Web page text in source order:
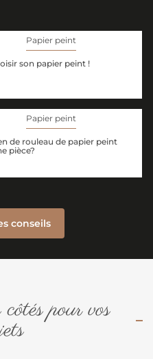
Papier peint
son papier peint !
Papier peint
de rouleau de papier peint
pièce?
conseils
pour vos